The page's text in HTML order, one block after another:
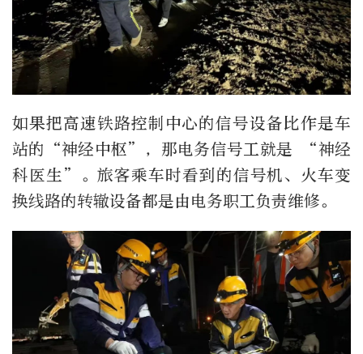
如果把高速铁路控制中心的信号设备比作是车
站的“神经中枢”，那电务信号工就是 “神经
科医生”。旅客乘车时看到的信号机、火车变
换线路的转辙设备都是由电务职工负责维修。